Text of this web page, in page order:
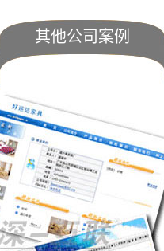
其他公司案例